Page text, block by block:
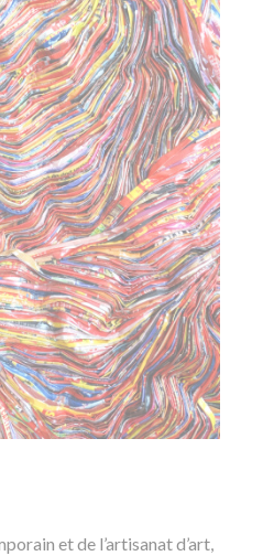
et de l’artisanat d’art,